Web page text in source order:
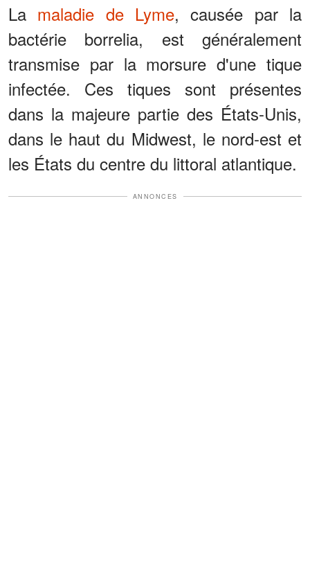
La maladie de Lyme, causée par la
bactérie borrelia, est généralement
transmise par la morsure d'une tique
infectée. Ces tiques sont présentes
dans la majeure partie des États-Unis,
dans le haut du Midwest, le nord-est et
les États du centre du littoral atlantique.
ANNONCES